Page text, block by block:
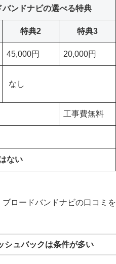
バンドナビの選べる特典
特典2 特典3
45,000円 20,000円
なし
工事費無料
ない
ロードバンドナビの口コミを
シュバックは条件が多い